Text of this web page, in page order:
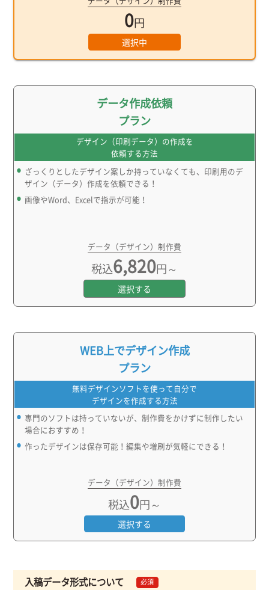
0円
選択中
データ作成依頼
プラン
デザイン（印刷データ）の作成を
依頼する方法
ざっくりとしたデザイン案しか持っていなくても、印刷用のデ
ザイン（データ）作成を依頼できる！
画像やWord、Excelで指示が可能！
データ（デザイン）制作費
税込6,820円～
選択する
WEB上でデザイン作成
プラン
無料デザインソフトを使って自分で
デザインを作成する方法
専門のソフトは持っていないが、制作費をかけずに制作したい
場合におすすめ！
作ったデザインは保存可能！編集や増刷が気軽にできる！
データ（デザイン）制作費
税込0円～
選択する
入稿データ形式について 必須